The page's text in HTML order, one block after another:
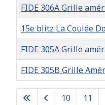
Articles
FIDE 306A Grille
15e blitz La Coulée
FIDE 305A Grille
FIDE 305B Grille
10 11